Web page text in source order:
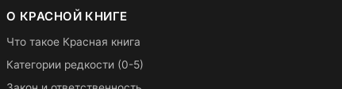
О КРАСНОЙ КНИГЕ
Что такое Красная книга
Категории редкости (0-5)